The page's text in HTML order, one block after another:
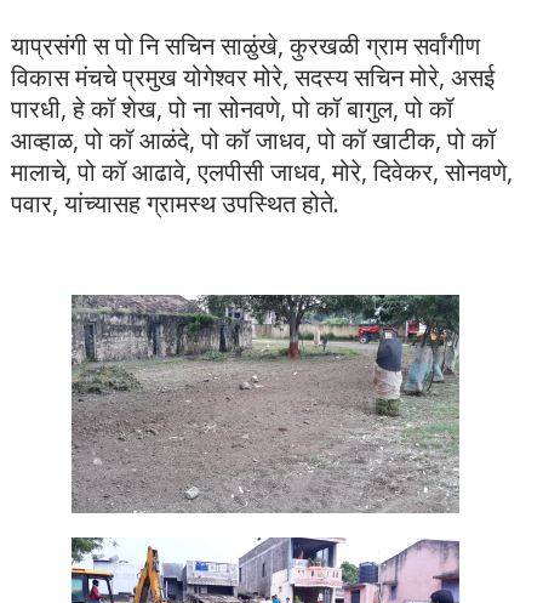
याप्रसंगी स पो नि सचिन साळुंखे, कुरखळी ग्राम सर्वांगीण
विकास मंचचे प्रमुख योगेश्वर मोरे, सदस्य सचिन मोरे, असई
पारधी, हे कॉ शेख, पो ना सोनवणे, पो कॉ बागुल, पो कॉ
आव्हाळ, पो कॉ आळंदे, पो कॉ जाधव, पो कॉ खाटीक, पो कॉ
मालाचे, पो कॉ आढावे, एलपीसी जाधव, मोरे, दिवेकर, सोनवणे,
पवार, यांच्यासह ग्रामस्थ उपस्थित होते.